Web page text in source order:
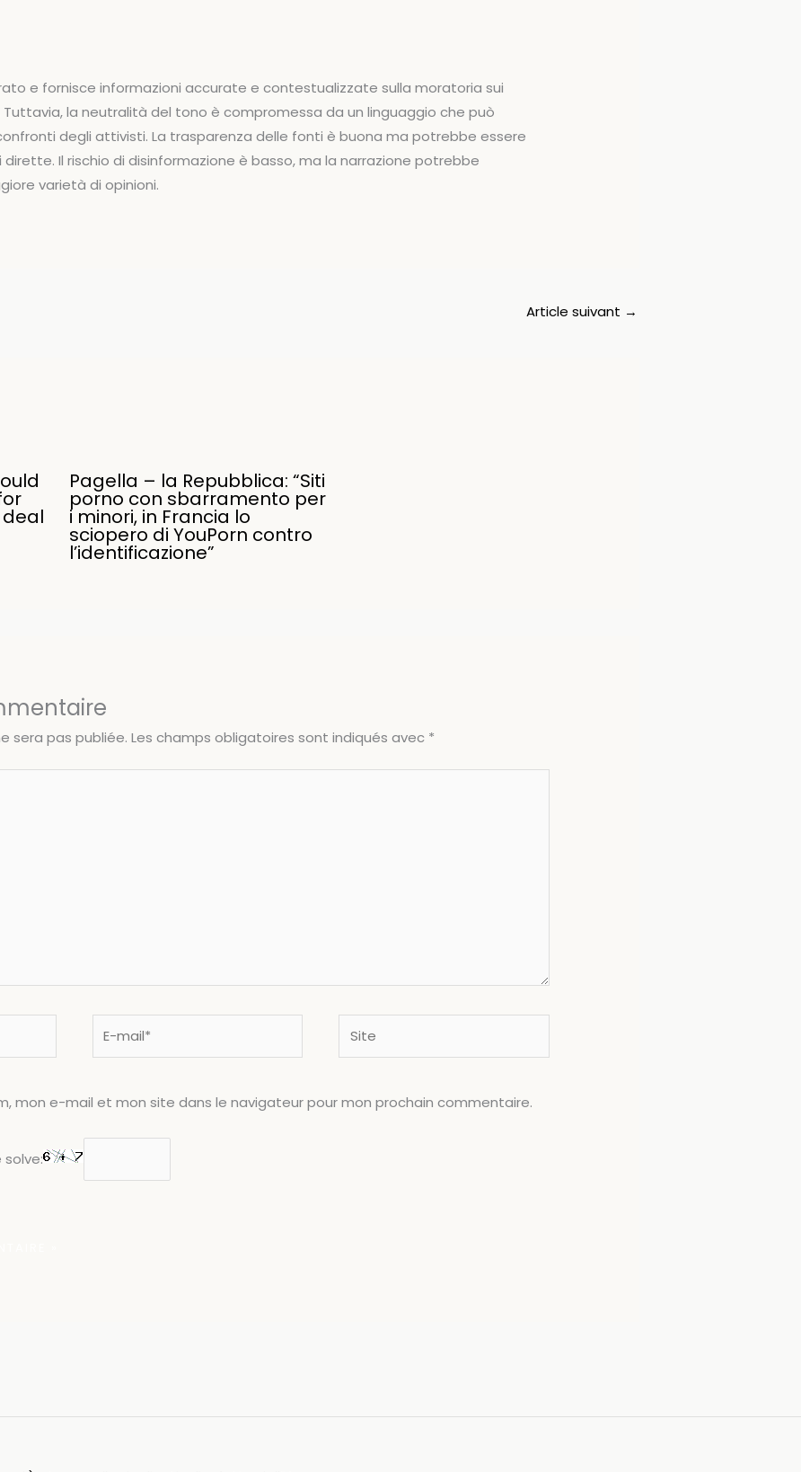
e fornisce informazioni accurate e contestualizzate sulla moratoria sui
la neutralità del tono è compromessa da un linguaggio che può
degli attivisti. La trasparenza delle fonti è buona ma potrebbe essere
Il rischio di disinformazione è basso, ma la narrazione potrebbe
varietà di opinioni.
Article suivant →
Pagella – la Repubblica: “Siti
porno con sbarramento per
i minori, in Francia lo
sciopero di YouPorn contro
l’identificazione”
sera pas publiée. Les champs obligatoires sont indiqués avec *
mon e-mail et mon site dans le navigateur pour mon prochain commentaire.
solve: